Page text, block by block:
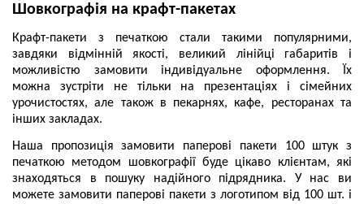
Шовкографія на крафт-пакетах
Крафт-пакети з печаткою стали такими популярними,
завдяки відмінній якості, великий лінійці габаритів і
можливістю замовити індивідуальне оформлення. Їх
можна зустріти не тільки на презентаціях і сімейних
урочистостях, але також в пекарнях, кафе, ресторанах та
інших закладах.
Наша пропозиція замовити паперові пакети 100 штук з
печаткою методом шовкографії буде цікаво клієнтам, які
знаходяться в пошуку надійного підрядника. У нас ви
можете замовити паперові пакети з логотипом від 100 шт. і